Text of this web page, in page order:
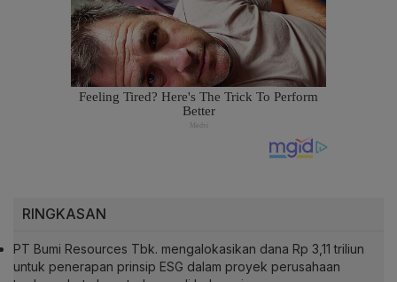
RINGKASAN
PT Bumi Resources Tbk. mengalokasikan dana Rp 3,11 triliun
untuk penerapan prinsip ESG dalam proyek perusahaan